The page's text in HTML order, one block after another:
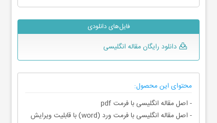
فایل‌های دانلودی
دانلود رایگان مقاله انگلیسی
محتوای این محصول:
- اصل مقاله انگلیسی با فرمت pdf
- اصل مقاله انگلیسی با فرمت ورد (word) با قابلیت ویرایش